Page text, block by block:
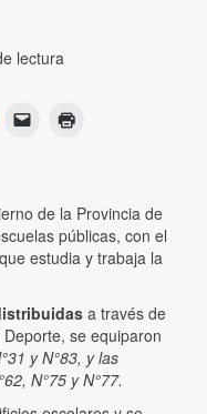
lectura
de la Provincia de
públicas, con el
estudia y trabaja la
a través de
se equiparon
y N°83, y las
N°75 y N°77.